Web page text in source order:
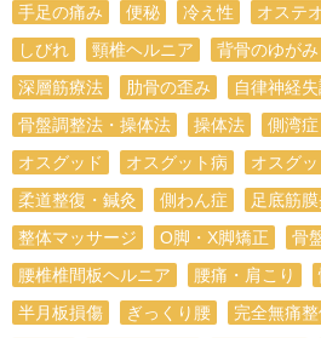
手足の痛み
便秘 冷え性 オステ
しびれ
頸椎ヘルニア 背骨のゆがみ
深層筋療法
肋骨の歪み 自律神経
骨盤調整法・操体法
操体法 側湾症
オスグッド
オスグット病 オスグ
柔道整復・鍼灸
側わん症 足底筋
整体マッサージ
O脚・X脚矯正
骨
腰椎椎間板ヘルニア
腰痛・肩こり
半月板損傷
ぎっくり腰 完全無痛